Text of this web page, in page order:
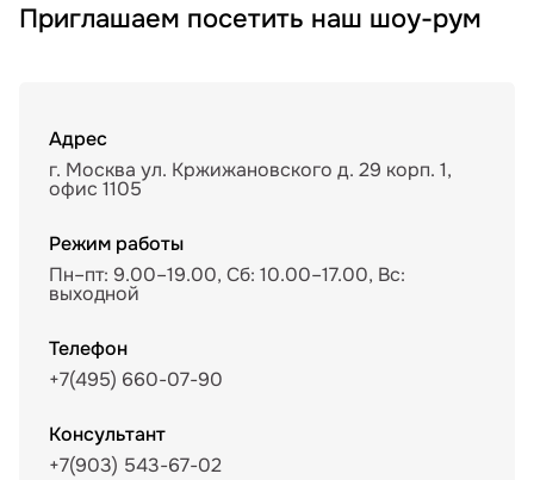
Приглашаем посетить наш шоу-рум
Адрес
г. Москва ул. Кржижановского д. 29 корп. 1,
офис 1105
Режим работы
Пн–пт: 9.00–19.00, Сб: 10.00–17.00, Вс:
выходной
Телефон
+7(495) 660-07-90
Консультант
+7(903) 543-67-02